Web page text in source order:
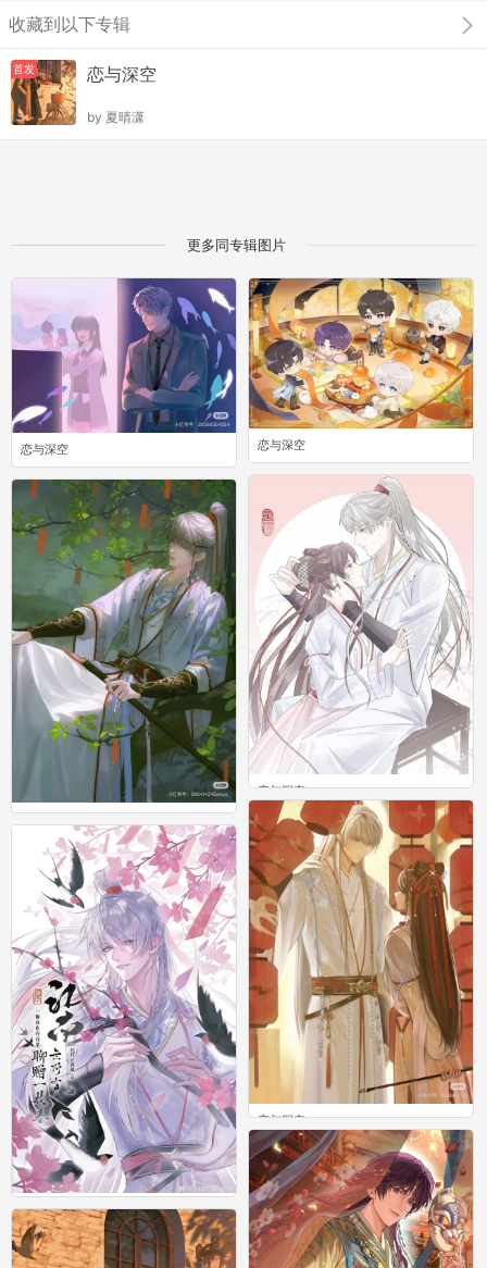
收藏到以下专辑
首发 恋与深空
by 夏晴潇
更多同专辑图片
恋与深空
0
恋与深空
0
恋与深空
恋与深空
0
恋与深空
0
恋与深空
0